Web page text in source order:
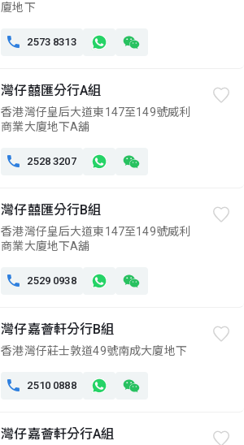
廈地下
 2573 8313
灣仔囍匯分行A組
香港灣仔皇后大道東147至149號威利
商業大廈地下A舖
 2528 3207
灣仔囍匯分行B組
香港灣仔皇后大道東147至149號威利
商業大廈地下A舖
 2529 0938
灣仔嘉薈軒分行B組
香港灣仔莊士敦道49號南成大廈地下
 2510 0888
灣仔嘉薈軒分行A組